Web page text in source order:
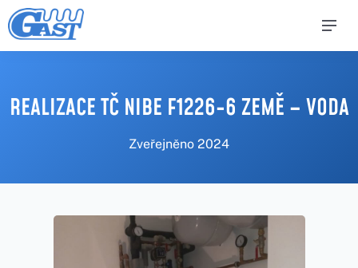
REALIZACE TČ NIBE F1226-6 ZEMĚ – VODA
Zveřejněno 2024